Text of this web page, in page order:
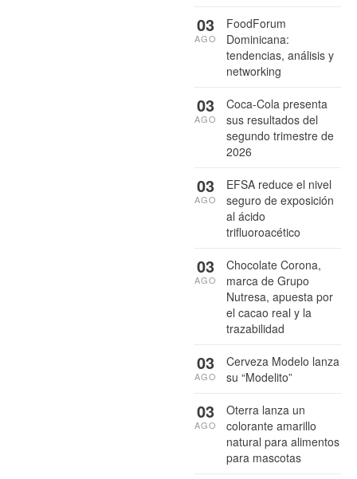
FoodForum
Dominicana:
tendencias, análisis y
networking
03
AGO
Coca-Cola presenta
sus resultados del
segundo trimestre de
2026
03
AGO
EFSA reduce el nivel
seguro de exposición
al ácido
trifluoroacético
03
AGO
Chocolate Corona,
marca de Grupo
Nutresa, apuesta por
el cacao real y la
trazabilidad
03
AGO
Cerveza Modelo lanza
su “Modelito”
03
AGO
Oterra lanza un
colorante amarillo
natural para alimentos
para mascotas
03
AGO